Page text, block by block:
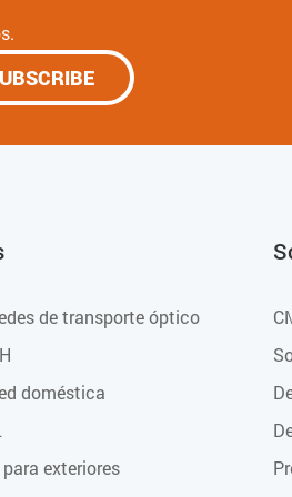
de transporte óptico
doméstica
exteriores